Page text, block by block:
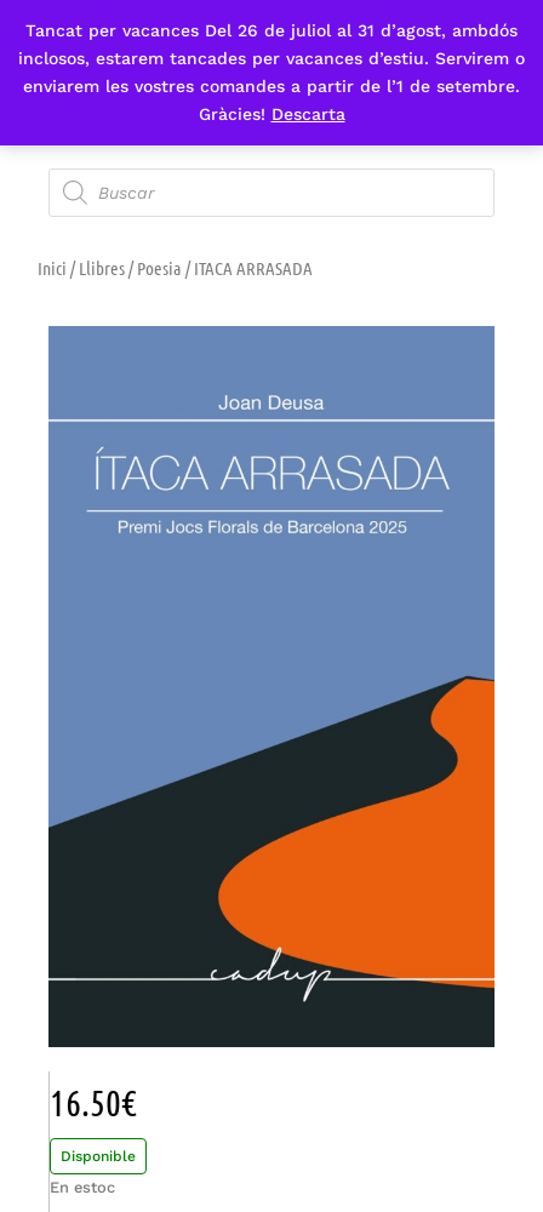
Tancat per vacances Del 26 de juliol al 31 d’agost, ambdós
inclosos, estarem tancades per vacances d’estiu. Servirem o
enviarem les vostres comandes a partir de l’1 de setembre.
Gràcies! Descarta
Fes-te'n sòcia
Inici /Llibres/Poesia / ITACA ARRASADA
16.50€
Disponible
En estoc